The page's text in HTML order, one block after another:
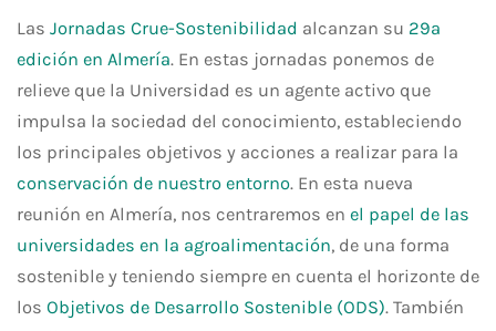
Las Jornadas Crue-Sostenibilidad alcanzan su 29ª
edición en Almería. En estas jornadas ponemos de
relieve que la Universidad es un agente activo que
impulsa la sociedad del conocimiento, estableciendo
los principales objetivos y acciones a realizar para la
conservación de nuestro entorno. En esta nueva
reunión en Almería, nos centraremos en el papel de las
universidades en la agroalimentación, de una forma
sostenible y teniendo siempre en cuenta el horizonte de
los Objetivos de Desarrollo Sostenible (ODS). También